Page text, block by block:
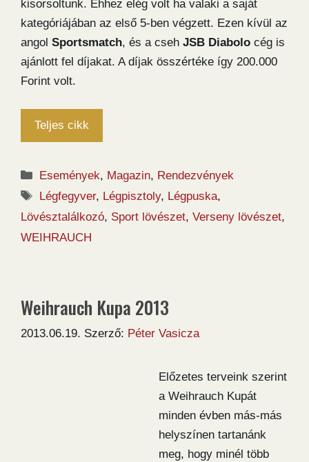
kisorsoltunk. Ehhez elég volt ha valaki a saját
kategóriájában az első 5-ben végzett. Ezen kívül az
angol Sportsmatch, és a cseh JSB Diabolo cég is
ajánlott fel díjakat. A díjak összértéke így 200.000
Forint volt.
Teljes cikk
Kategória
Események, Magazin, Rendezvények
Címkék
Légfegyver, Légpisztoly, Légpuska,
Lövésztalálkozó, Sport lövészet, Verseny lövészet,
WEIHRAUCH
Weihrauch Kupa 2013
2013.06.19. Szerző: Péter Vasicza
Előzetes terveink szerint
a Weihrauch Kupát
minden évben más-más
helyszínen tartanánk
meg, hogy minél több